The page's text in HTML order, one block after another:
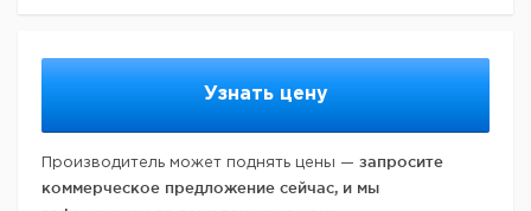
Узнать цену
Производитель может поднять цены — запросите
коммерческое предложение сейчас, и мы